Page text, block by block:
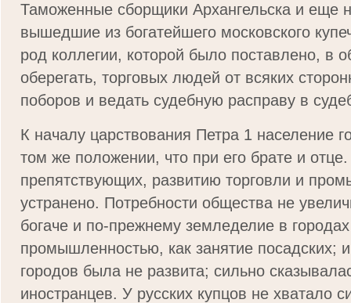
Таможенные сборщики Архангельска и еще
вышедшие из богатейшего московского
род коллегии, которой было поставлено, в
оберегать, торговых людей от всяких
поборов и ведать судебную расправу в
К началу царствования Петра 1 население
том же положении, что при его брате и
препятствующих, развитию торговли и
устранено. Потребности общества не
богаче и по-прежнему земледелие в
промышленностью, как занятие посадских;
городов была не развита; сильно
иностранцев. У русских купцов не хватало